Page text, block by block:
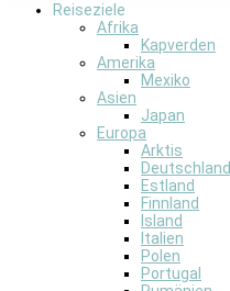
Reiseziele
Afrika
Kapverden
Amerika
Mexiko
Asien
Japan
Europa
Arktis
Deutschland
Estland
Finnland
Island
Italien
Polen
Portugal